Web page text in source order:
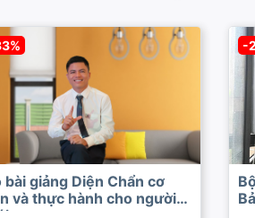
bài giảng Diện Chẩn cơ
và thực hành cho người
-